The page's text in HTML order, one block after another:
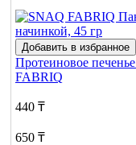
Добавить в избранное
Протеиновое печенье
FABRIQ
440 ₸
650 ₸